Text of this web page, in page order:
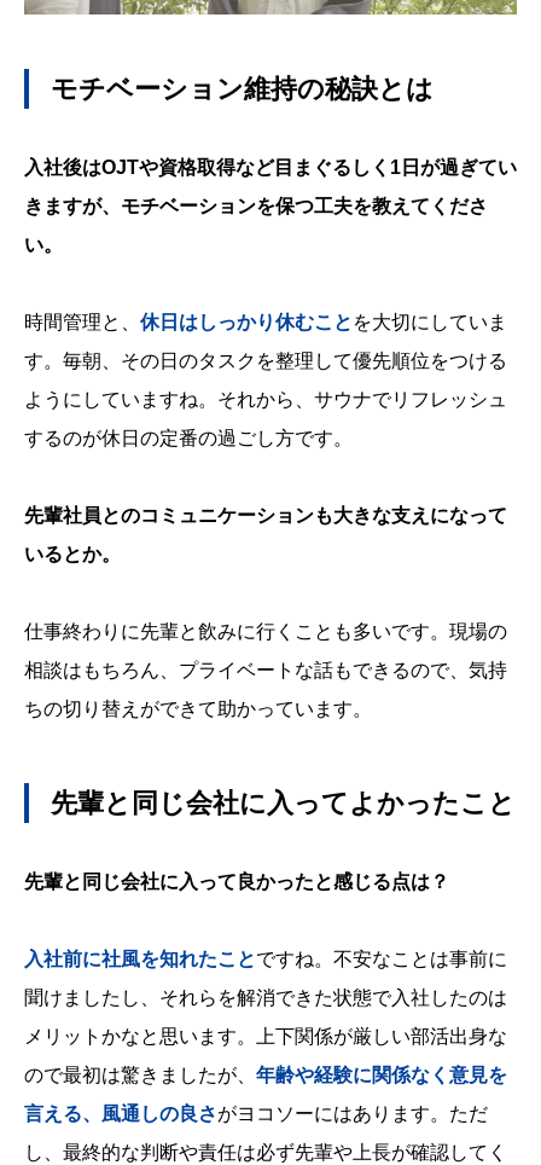
モチベーション維持の秘訣とは
入社後はOJTや資格取得など目まぐるしく1日が過ぎてい
きますが、モチベーションを保つ工夫を教えてくださ
い。
時間管理と、 休日は し っかり休むこと を大切にしていま
す。毎朝、その日のタスクを整理して優先順位をつける
ようにしていますね。それから、サウナでリフレッシュ
するのが休日の定番の過ごし方です。
先輩社員とのコミュニケーションも大きな支えになって
いるとか。
仕事終わりに先輩と飲みに行くことも多いです。現場の
相談はもちろん、プライベートな話もできるので、気持
ちの切り替えができて助かっています。
先輩と同じ会社に入ってよかったこと
先輩と同じ会社に入って良かったと感じる点は？
入社前に社風を知れたことですね。不安なことは事前に
聞けましたし、それらを解消できた状態で入社したのは
メリットかなと思います。上下関係が厳しい部活出身な
ので最初は驚きましたが、 年齢や経験に関係なく意見を
言える、風通しの良さがヨコソーにはあります。ただ
し、最終的な判断や責任は必ず先輩や上長が確認してく